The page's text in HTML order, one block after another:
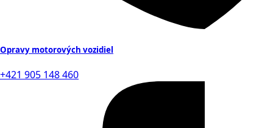
Opravy motorových vozidiel
+421 905 148 460